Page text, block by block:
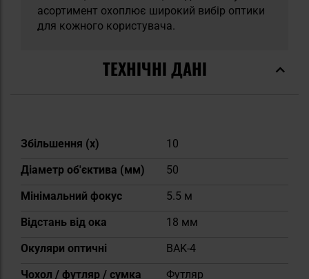
асортимент охоплює широкий вибір оптики
для кожного користувача.
ТЕХНІЧНІ ДАНІ
Докладніше
Збільшення (х)
10
Діаметр об'єктива (мм)
50
Мінімальний фокус
5.5 м
Відстань від ока
18 мм
Окуляри оптичні
BAK-4
Чохол / футляр / сумка
Футляр